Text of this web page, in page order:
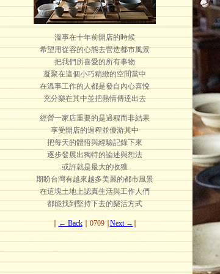
溫事在十年前開店的時候
希望用從容的心態去營造都市風景
把我們所喜愛的所有事物
凝聚在這個小巧精緻的空間當中
在溫事工作的人都是發自內心喜悅
充分樂在其中並把熱情傳達出去
經營一家店重要的是過程而非結果
享受開店的過程並優游其中
把每天的體悟與經驗記錄下來
逐步發展出獨特的論述與想法
或許就是最大的收獲
期盼台灣有越來越多美麗的都市風景
在這塊土地上認真生活與工作人們
都能找到堅持下去的樂活方式
∣← Back∣ 0709 ∣Next →∣